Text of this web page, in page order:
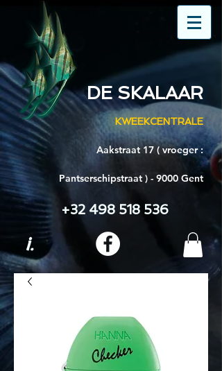
DE SKALAAR
KWEEKCENTRALE
Aakstraat 17 ( vroeger :
Pantserschipstraat ) - 9000 Gent
+32 498 518 536
i.